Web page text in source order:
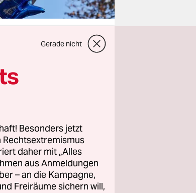
Gerade nicht
Besonders jetzt
Rechtsextremismus
daher mit „Alles
aus Anmeldungen
– an die Kampagne,
Freiräume sichern will,